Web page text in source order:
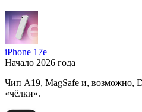
iPhone 17e
Начало 2026 года
Чип A19, MagSafe и, возможно,
«чёлки».